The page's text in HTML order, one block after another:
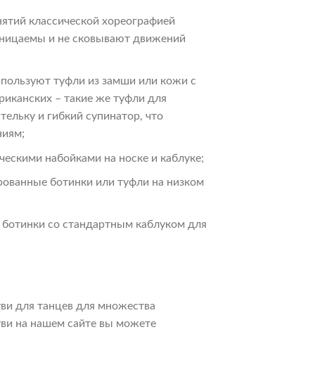
классической хореографией
и не сковывают движений
туфли из замши или кожи с
– такие же туфли для
и гибкий супинатор, что
набойками на носке и каблуке;
ботинки или туфли на низком
со стандартным каблуком для
для танцев для множества
на нашем сайте вы можете